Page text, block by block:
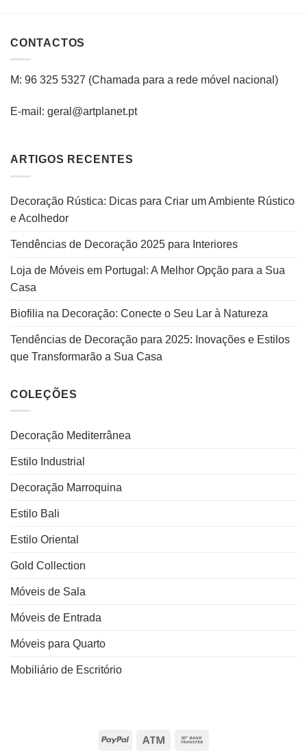
CONTACTOS
M: 96 325 5327 (Chamada para a rede móvel nacional )
E-mail: geral@artplanet.pt
ARTIGOS RECENTES
Decoração Rústica: Dicas para Criar um Ambiente Rústico
e Acolhedor
Tendências de Decoração 2025 para Interiores
Loja de Móveis em Portugal: A Melhor Opção para a Sua
Casa
Biofilia na Decoração: Conecte o Seu Lar à Natureza
Tendências de Decoração para 2025: Inovações e Estilos
que Transformarão a Sua Casa
COLEÇÕES
Decoração Mediterrânea
Estilo Industrial
Decoração Marroquina
Estilo Bali
Estilo Oriental
Gold Collection
Móveis de Sala
Móveis de Entrada
Móveis para Quarto
Mobiliário de Escritório
PayPal Atm